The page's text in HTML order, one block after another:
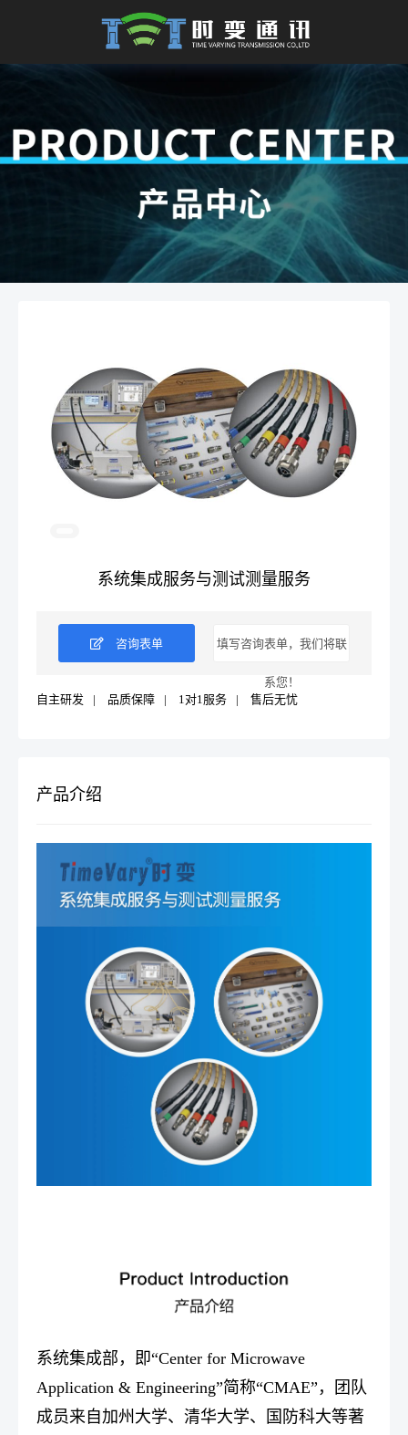
系统集成服务与测试测量服务
咨询表单 填写咨询表单，我们将联
系您！
自主研发
| 品质保障 | 1对1服务 | 售后无忧
产品介绍
系统集成部，即“Center for Microwave
Application & Engineering”简称“CMAE”，团队
成员来自加州大学、清华大学、国防科大等著